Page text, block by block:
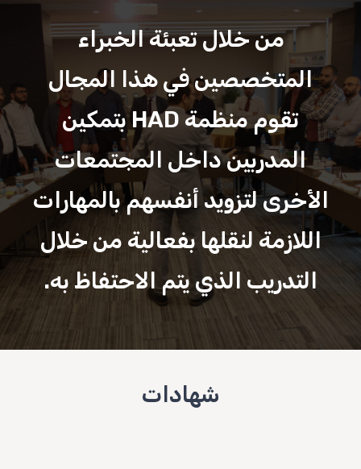
من خلال تعبئة الخبراء
المتخصصين في هذا المجال
تقوم منظمة HAD بتمكين
المدربين داخل المجتمعات
الأخرى لتزويد أنفسهم بالمهارات
اللازمة لنقلها بفعالية من خلال
التدريب الذي يتم الاحتفاظ به.
شهادات